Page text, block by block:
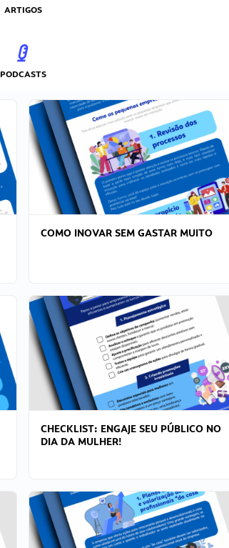
ARTIGOS
PODCASTS
COMO INOVAR SEM GASTAR MUITO
CHECKLIST: ENGAJE SEU PÚBLICO NO
DIA DA MULHER!